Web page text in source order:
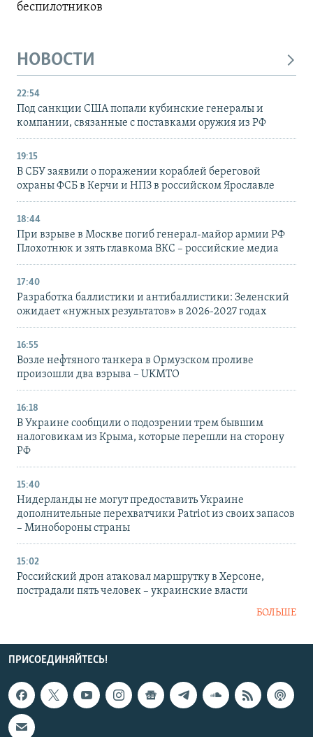
беспилотников
НОВОСТИ
22:54
Под санкции США попали кубинские генералы и
компании, связанные с поставками оружия из РФ
19:15
В СБУ заявили о поражении кораблей береговой
охраны ФСБ в Керчи и НПЗ в российском Ярославле
18:44
При взрыве в Москве погиб генерал-майор армии РФ
Плохотнюк и зять главкома ВКС – российские медиа
17:40
Разработка баллистики и антибаллистики: Зеленский
ожидает «нужных результатов» в 2026-2027 годах
16:55
Возле нефтяного танкера в Ормузском проливе
произошли два взрыва – UKMTO
16:18
В Украине сообщили о подозрении трем бывшим
налоговикам из Крыма, которые перешли на сторону
РФ
15:40
Нидерланды не могут предоставить Украине
дополнительные перехватчики Patriot из своих запасов
– Минобороны страны
15:02
Российский дрон атаковал маршрутку в Херсоне,
пострадали пять человек – украинские власти
БОЛЬШЕ
ПРИСОЕДИНЯЙТЕСЬ!